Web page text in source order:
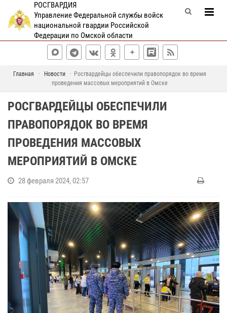
РОСГВАРДИЯ
Управление Федеральной службы войск
национальной гвардии Российской
Федерации по Омской области
Главная Новости
Росгвардейцы обеспечили правопорядок во время
проведения массовых мероприятий в Омске
РОСГВАРДЕЙЦЫ ОБЕСПЕЧИЛИ
ПРАВОПОРЯДОК ВО ВРЕМЯ
ПРОВЕДЕНИЯ МАССОВЫХ
МЕРОПРИЯТИЙ В ОМСКЕ
28 февраля 2024, 02:57